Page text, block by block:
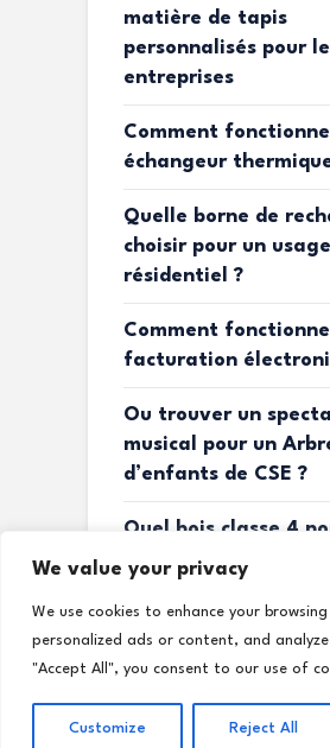
We value your privacy
We use cookies to enhance your
personalized ads or content, and
"Accept All", you consent to our use of
Customize Reject All
matière de tapis
personnalisés pour
entreprises
Comment
échangeur
Quelle borne de
choisir pour un usage
résidentiel ?
Comment
facturation
Ou trouver un
musical pour un
d’enfants de CSE ?
Quel bois classe 4
terrasse ?
Copyright © |Mentions légales|Plan du site